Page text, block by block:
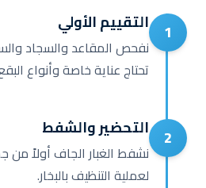
1 التقييم الأولي
نفحص المقاعد والسجاد
تحتاج عناية خاصة وأنواع
2 التحضير والشفط
نشفط الغبار الجاف أولاً من
لعملية التنظيف بالبخار.